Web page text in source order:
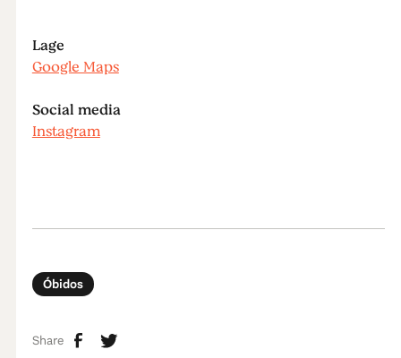
Lage
Google Maps
Social media
Instagram
Óbidos
Share